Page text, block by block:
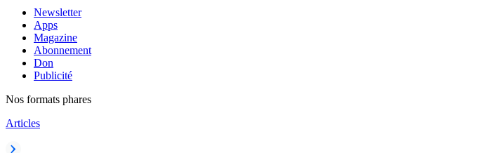
Newsletter
Apps
Magazine
Abonnement
Don
Publicité
Nos formats phares
Articles